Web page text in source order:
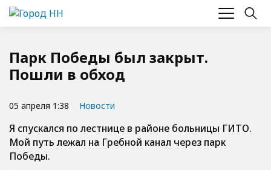
Парк Победы был закрыт.
Пошли в обход
05 апреля 1:38 Новости
Я спускался по лестнице в районе больницы ГИТО.
Мой путь лежал на Гребной канал через парк
Победы.